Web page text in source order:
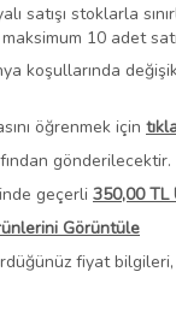
satışı stoklarla
10 adet
koşullarında
öğrenmek için
gönderilecektir.
geçerli 350,00 TL
Görüntüle
fiyat bilgileri,